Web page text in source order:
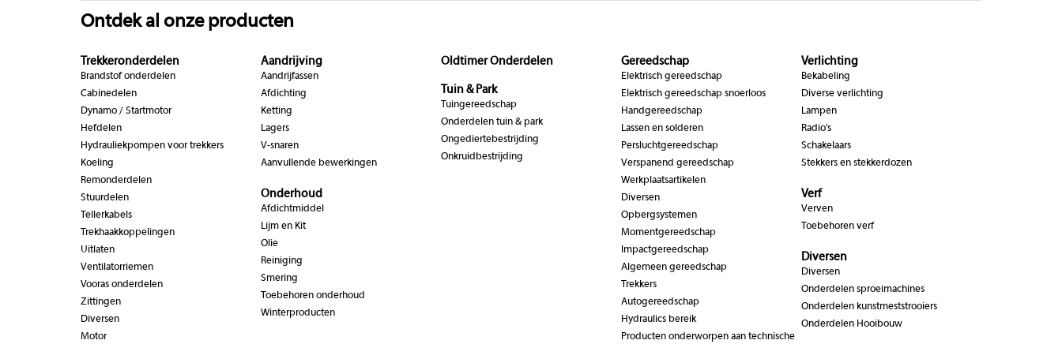
Ontdek al onze producten
Trekkeronderdelen
Brandstof onderdelen
Cabinedelen
Dynamo / Startmotor
Hefdelen
Hydrauliekpompen voor trekkers
Koeling
Remonderdelen
Stuurdelen
Tellerkabels
Trekhaakkoppelingen
Uitlaten
Ventilatorriemen
Vooras onderdelen
Zittingen
Diversen
Motor
Aandrijving
Aandrijfassen
Afdichting
Ketting
Lagers
V-snaren
Aanvullende bewerkingen
Onderhoud
Afdichtmiddel
Lijm en Kit
Olie
Reiniging
Smering
Toebehoren onderhoud
Winterproducten
Oldtimer Onderdelen
Tuin & Park
Tuingereedschap
Onderdelen tuin & park
Ongediertebestrijding
Onkruidbestrijding
Gereedschap
Elektrisch gereedschap
Elektrisch gereedschap snoerloos
Handgereedschap
Lassen en solderen
Persluchtgereedschap
Verspanend gereedschap
Werkplaatsartikelen
Diversen
Opbergsystemen
Momentgereedschap
Impactgereedschap
Algemeen gereedschap
Trekkers
Autogereedschap
Hydraulics bereik
Producten onderworpen aan technische
Verlichting
Bekabeling
Diverse verlichting
Lampen
Radio's
Schakelaars
Stekkers en stekkerdozen
Verf
Verven
Toebehoren verf
Diversen
Diversen
Onderdelen sproeimachines
Onderdelen kunstmeststrooiers
Onderdelen Hooibouw